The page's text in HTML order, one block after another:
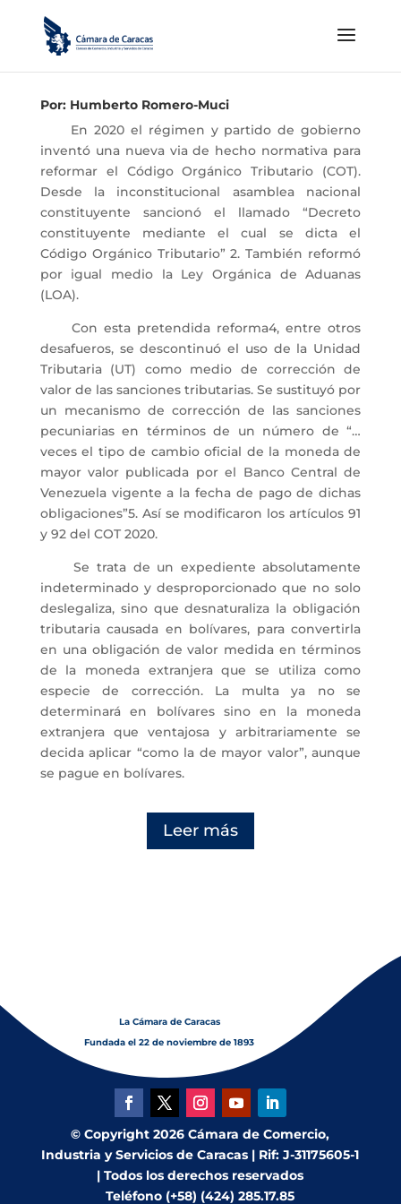
Por: Humberto Romero-Muci
En 2020 el régimen y partido de gobierno
inventó una nueva via de hecho normativa para
reformar el Código Orgánico Tributario (COT).
Desde la inconstitucional asamblea nacional
constituyente sancionó el llamado “Decreto
constituyente mediante el cual se dicta el
Código Orgánico Tributario” 2. También reformó
por igual medio la Ley Orgánica de Aduanas
(LOA).
Con esta pretendida reforma4, entre otros
desafueros, se descontinuó el uso de la Unidad
Tributaria (UT) como medio de corrección de
valor de las sanciones tributarias. Se sustituyó por
un mecanismo de corrección de las sanciones
pecuniarias en términos de un número de “…
veces el tipo de cambio oficial de la moneda de
mayor valor publicada por el Banco Central de
Venezuela vigente a la fecha de pago de dichas
obligaciones”5. Así se modificaron los artículos 91
y 92 del COT 2020.
Se trata de un expediente absolutamente
indeterminado y desproporcionado que no solo
deslegaliza, sino que desnaturaliza la obligación
tributaria causada en bolívares, para convertirla
en una obligación de valor medida en términos
de la moneda extranjera que se utiliza como
especie de corrección. La multa ya no se
determinará en bolívares sino en la moneda
extranjera que ventajosa y arbitrariamente se
decida aplicar “como la de mayor valor”, aunque
se pague en bolívares.
Leer más
La Cámara de Caracas
Fundada el 22 de noviembre de 1893
© Copyright 2026 Cámara de Comercio,
Industria y Servicios de Caracas | Rif: J-31175605-1
| Todos los derechos reservados
Teléfono (+58) (424) 285.17.85